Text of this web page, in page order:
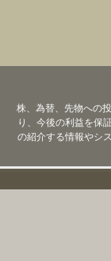
株、為替、先物への
り、今後の利益を保
の紹介する情報やシ